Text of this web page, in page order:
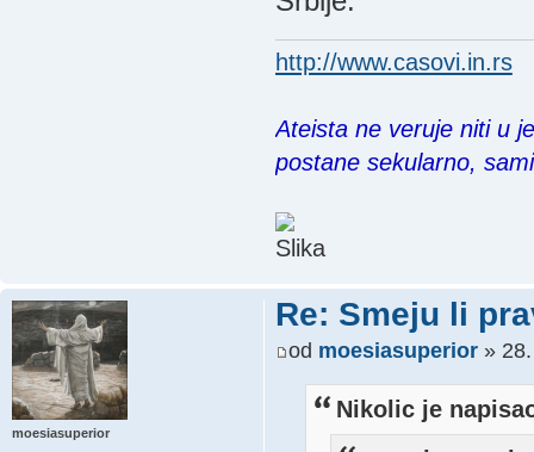
http://www.casovi.in.rs
Ateista ne veruje niti u
postane sekularno,
Re: Smeju li
od moesiasuperior» 28.
Nikolic je
moesiasuperior